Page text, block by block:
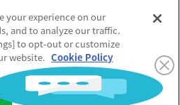
リシー
サイトマップ
Corporation. All rights reserved.
your experience on our
and to analyze our traffic.
to opt-out or customize
website. Cookie Policy
OK